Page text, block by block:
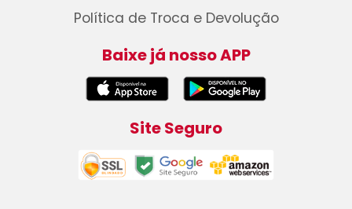
Política de Troca e Devolução
Baixe já nosso APP
Site Seguro